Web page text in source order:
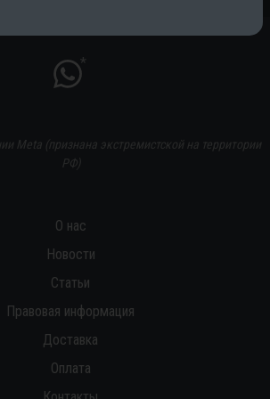
*
Meta (признана экстремистской на территории
РФ)
О нас
Новости
Статьи
Правовая информация
Доставка
Оплата